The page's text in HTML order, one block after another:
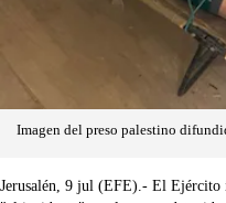
Imagen del preso palestino
Jerusalén, 9 jul (EFE).- El Ejército